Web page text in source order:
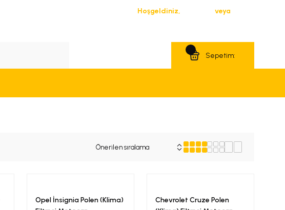
Hoşgeldiniz, veya
Sepetim:
Opel İnsignia Polen (Klima)
Chevrolet Cruze Polen